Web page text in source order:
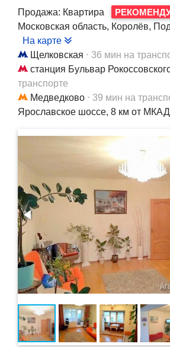
Продажа: Квартира
Московская область, Королёв,
На карте
Щелковская ⋅ 36 мин на
станция Бульвар
транспорте
Медведково ⋅ 39 мин на
Ярославское шоссе, 8 км от МКАД